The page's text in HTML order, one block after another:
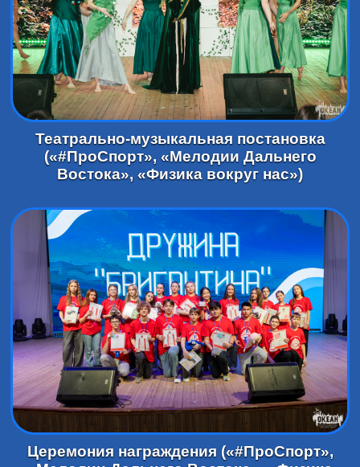
Театрально-музыкальная постановка
(«#ПроСпорт», «Мелодии Дальнего
Востока», «Физика вокруг нас»)
Церемония награждения («#ПроСпорт»,